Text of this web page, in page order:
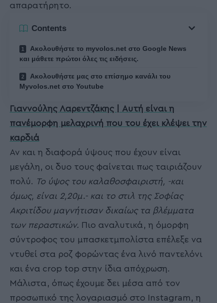
απαρατήρητο.
Contents
Ακολουθήστε το myvolos.net στο Google News
και μάθετε πρώτοι όλες τις ειδήσεις.
Ακολουθήστε μας στο επίσημο κανάλι του
Myvolos.net στο Youtube
Γιαννούλης Λαρεντζάκης | Αυτή είναι η
πανέμορφη μελαχρινή που του έχει κλέψει την
καρδιά
Αν και η διαφορά ύψους που έχουν είναι
μεγάλη, οι δυο τους φαίνεται πως ταιριάζουν
πολύ. Το ύψος του καλαθοσφαιριστή, -και
όμως, είναι 2,20μ.- και το στιλ της Σοφίας
Ακριτίδου μαγνήτισαν δικαίως τα βλέμματα
των περαστικών. Πιο αναλυτικά, η όμορφη
σύντροφος του μπασκετμπολίστα επέλεξε να
ντυθεί στα ροζ φορώντας ένα λινό παντελόνι
και ένα crop top στην ίδια απόχρωση.
Μάλιστα, όπως έχουμε δει μέσα από τον
προσωπικό της λογαριασμό στο Instagram, η